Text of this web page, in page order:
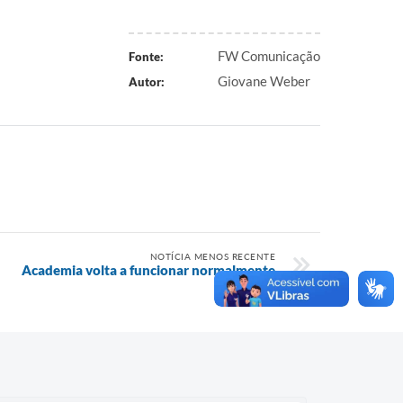
Fonte: FW Comunicação
Autor: Giovane Weber
NOTÍCIA MENOS RECENTE
Academia volta a funcionar normalmente